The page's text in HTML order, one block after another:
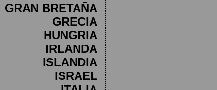
GRAN BRETAÑA
GRECIA
HUNGRIA
IRLANDA
ISLANDIA
ISRAEL